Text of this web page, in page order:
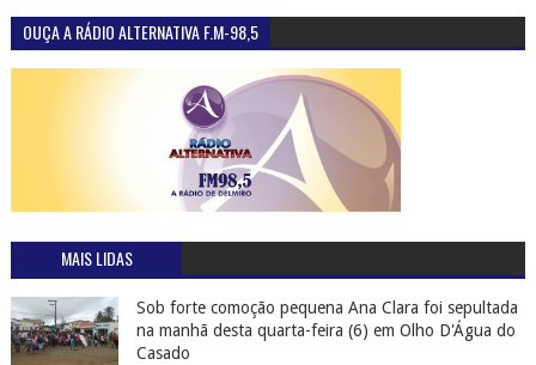
OUÇA A RÁDIO ALTERNATIVA F.M-98,5
MAIS LIDAS
Sob forte comoção pequena Ana Clara foi sepultada
na manhã desta quarta-feira (6) em Olho D'Água do
Casado